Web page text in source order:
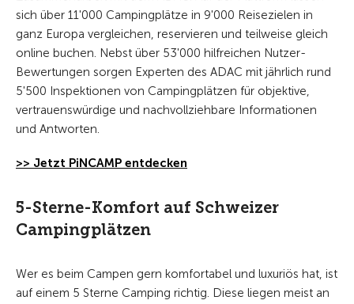
sich über 11'000 Campingplätze in 9'000 Reisezielen in
ganz Europa vergleichen, reservieren und teilweise gleich
online buchen. Nebst über 53'000 hilfreichen Nutzer-
Bewertungen sorgen Experten des ADAC mit jährlich rund
5'500 Inspektionen von Campingplätzen für objektive,
vertrauenswürdige und nachvollziehbare Informationen
und Antworten.
>> Jetzt PiNCAMP entdecken
5-Sterne-Komfort auf Schweizer
Campingplätzen
Wer es beim Campen gern komfortabel und luxuriös hat, ist
auf einem 5 Sterne Camping richtig. Diese liegen meist an